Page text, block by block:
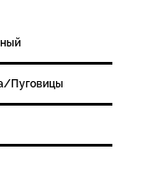
Пуговицы